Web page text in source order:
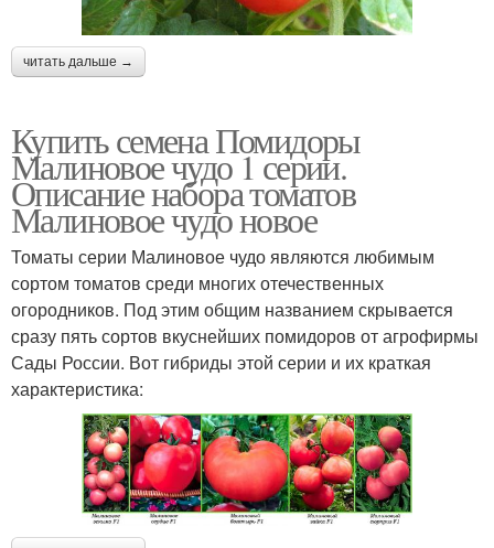
читать дальше →
Купить семена Помидоры
Малиновое чудо 1 серии.
Описание набора томатов
Малиновое чудо новое
Томаты серии Малиновое чудо являются любимым
сортом томатов среди многих отечественных
огородников. Под этим общим названием скрывается
сразу пять сортов вкуснейших помидоров от агрофирмы
Сады России. Вот гибриды этой серии и их краткая
характеристика: